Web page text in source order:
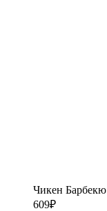
Чикен Барбекю
609₽